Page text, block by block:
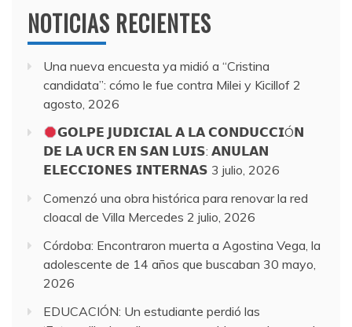
NOTICIAS RECIENTES
Una nueva encuesta ya midió a “Cristina
candidata”: cómo le fue contra Milei y Kicillof 2
agosto, 2026
𝗚𝗢𝗟𝗣𝗘 𝗝𝗨𝗗𝗜𝗖𝗜𝗔𝗟 𝗔 𝗟𝗔 𝗖𝗢𝗡𝗗𝗨𝗖𝗖𝗜Ó𝗡
𝗗𝗘 𝗟𝗔 𝗨𝗖𝗥 𝗘𝗡 𝗦𝗔𝗡 𝗟𝗨𝗜𝗦: 𝗔𝗡𝗨𝗟𝗔𝗡
𝗘𝗟𝗘𝗖𝗖𝗜𝗢𝗡𝗘𝗦 𝗜𝗡𝗧𝗘𝗥𝗡𝗔𝗦 3 julio, 2026
Comenzó una obra histórica para renovar la red
cloacal de Villa Mercedes 2 julio, 2026
Córdoba: Encontraron muerta a Agostina Vega, la
adolescente de 14 años que buscaban 30 mayo,
2026
EDUCACIÓN: Un estudiante perdió las